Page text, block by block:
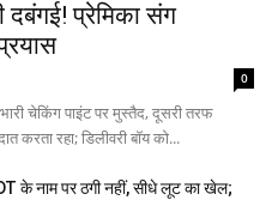
दबंगई! प्रेमिका संग
0
चेकिंग पाइंट पर मुस्तैद, दूसरी तरफ
करता रहा; डिलीवरी बॉय को...
के नाम पर ठगी नहीं, सीधे लूट का खेल;